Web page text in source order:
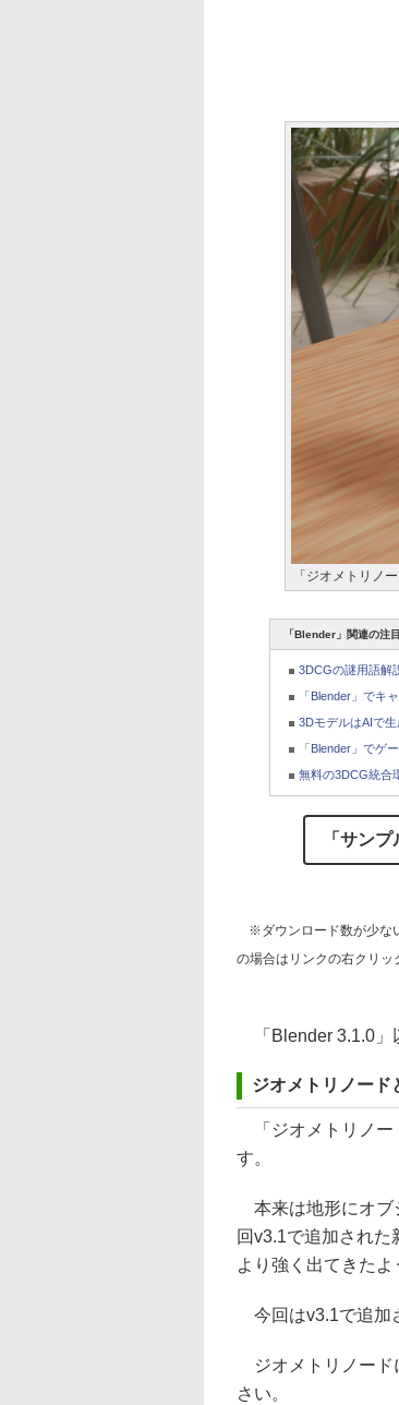
「ジオメトリノ
「Blender」関連の注
3DCGの謎用語解
「Blender」でキ
3DモデルはAIで
「Blender」でゲ
無料の3DCG統合
「サン
※ダウンロード数が少な
の場合はリンクの右クリ
「Blender 3.1.0」
ジオメトリノード
「ジオメトリノー
す。
本来は地形にオブ
回v3.1で追加され
より強く出てきたよ
今回はv3.1で追加
ジオメトリノード
さい。